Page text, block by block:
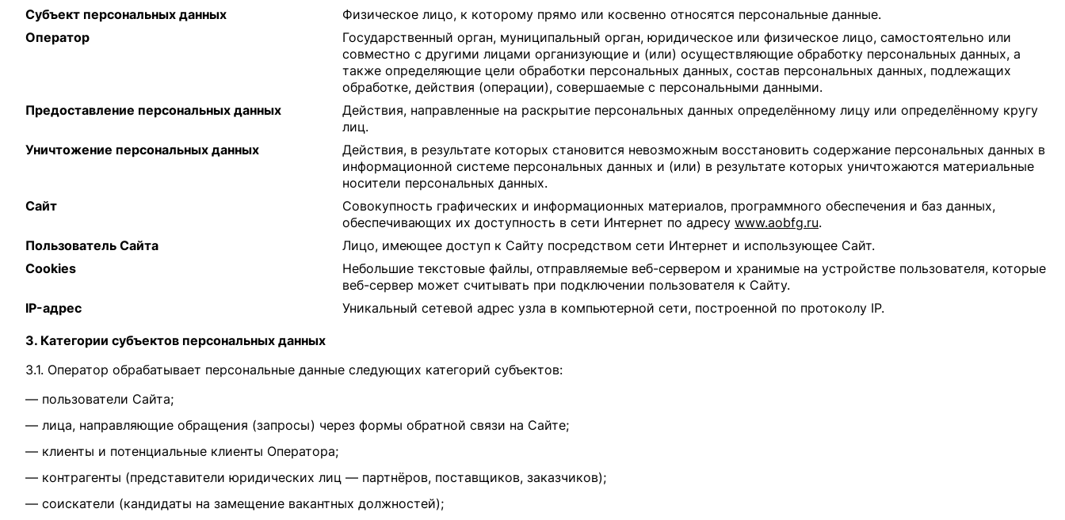
Субъект персональных данных
Физическое лицо, к которому прямо или косвенно относятся персональные данные.
Оператор
Государственный орган, муниципальный орган, юридическое или физическое лицо, самостоятельно или
совместно с другими лицами организующие и (или) осуществляющие обработку персональных данных, а
также определяющие цели обработки персональных данных, состав персональных данных, подлежащих
обработке, действия (операции), совершаемые с персональными данными.
Предоставление персональных данных
Действия, направленные на раскрытие персональных данных определённому лицу или определённому кругу
лиц.
Уничтожение персональных данных
Действия, в результате которых становится невозможным восстановить содержание персональных данных в
информационной системе персональных данных и (или) в результате которых уничтожаются материальные
носители персональных данных.
Сайт
Совокупность графических и информационных материалов, программного обеспечения и баз данных,
обеспечивающих их доступность в сети Интернет по адресу www.aobfg.ru.
Пользователь Сайта
Лицо, имеющее доступ к Сайту посредством сети Интернет и использующее Сайт.
Cookies
Небольшие текстовые файлы, отправляемые веб-сервером и хранимые на устройстве пользователя, которые
веб-сервер может считывать при подключении пользователя к Сайту.
IP-адрес
Уникальный сетевой адрес узла в компьютерной сети, построенной по протоколу IP.
3. Категории субъектов персональных данных
3.1. Оператор обрабатывает персональные данные следующих категорий субъектов:
— пользователи Сайта;
— лица, направляющие обращения (запросы) через формы обратной связи на Сайте;
— клиенты и потенциальные клиенты Оператора;
— контрагенты (представители юридических лиц — партнёров, поставщиков, заказчиков);
— соискатели (кандидаты на замещение вакантных должностей);